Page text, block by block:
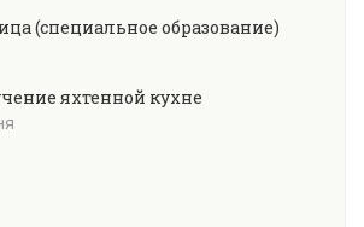
(специальное образование)
яхтенной кухне